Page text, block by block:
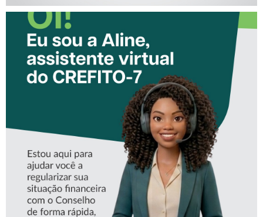
CONHEÇA A ‘ALINE’,
ASSISTENTE VIRTUAL DO
CREFITO-7